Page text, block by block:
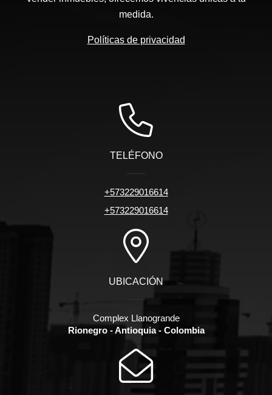
medida.
Políticas de privacidad
TELÉFONO
+573229016614
+573229016614
UBICACIÓN
Complex Llanogrande
Rionegro - Antioquia - Colombia